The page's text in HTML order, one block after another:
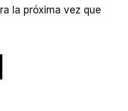
la próxima vez que